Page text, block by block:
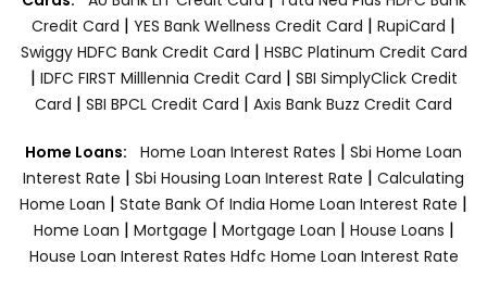
Credit Card | YES Bank Wellness Credit Card | RupiCard |
Swiggy HDFC Bank Credit Card | HSBC Platinum Credit Card
| IDFC FIRST Milllennia Credit Card | SBI SimplyClick Credit
Card | SBI BPCL Credit Card | Axis Bank Buzz Credit Card
Home Loans: Home Loan Interest Rates | Sbi Home Loan
Interest Rate | Sbi Housing Loan Interest Rate | Calculating
Home Loan | State Bank Of India Home Loan Interest Rate |
Home Loan | Mortgage | Mortgage Loan | House Loans |
House Loan Interest Rates Hdfc Home Loan Interest Rate